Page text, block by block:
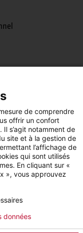
des données
Facebook
de comprendre
offrir un confort
Il s’agit notamment de
site et à la gestion de
l’affichage de
qui sont utilisés
En cliquant sur «
», vous approuvez
données